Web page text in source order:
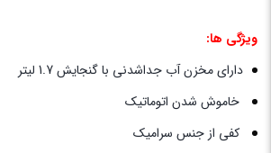
ویژگی ها:
دارای مخزن آب جداشدنی با گنجایش 1.7 لیتر
خاموش شدن اتوماتیک
کفی از جنس سرامیک